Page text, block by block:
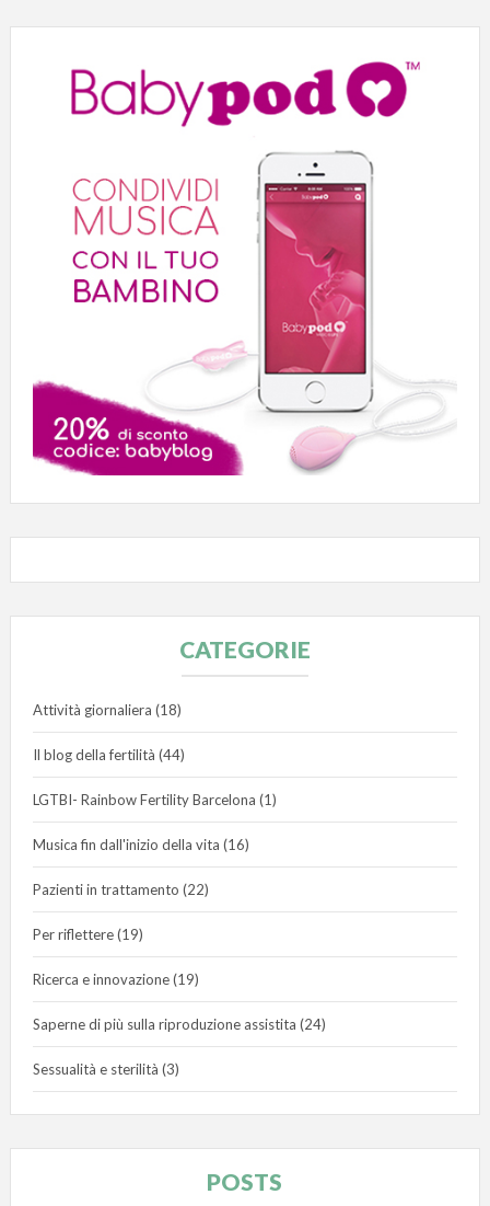
CATEGORIE
Attività giornaliera (18)
Il blog della fertilità (44)
LGTBI- Rainbow Fertility Barcelona (1)
Musica fin dall'inizio della vita (16)
Pazienti in trattamento (22)
Per riflettere(19)
Ricerca e innovazione(19)
Saperne di più sulla riproduzione assistita (24)
Sessualità e sterilità (3)
POSTS